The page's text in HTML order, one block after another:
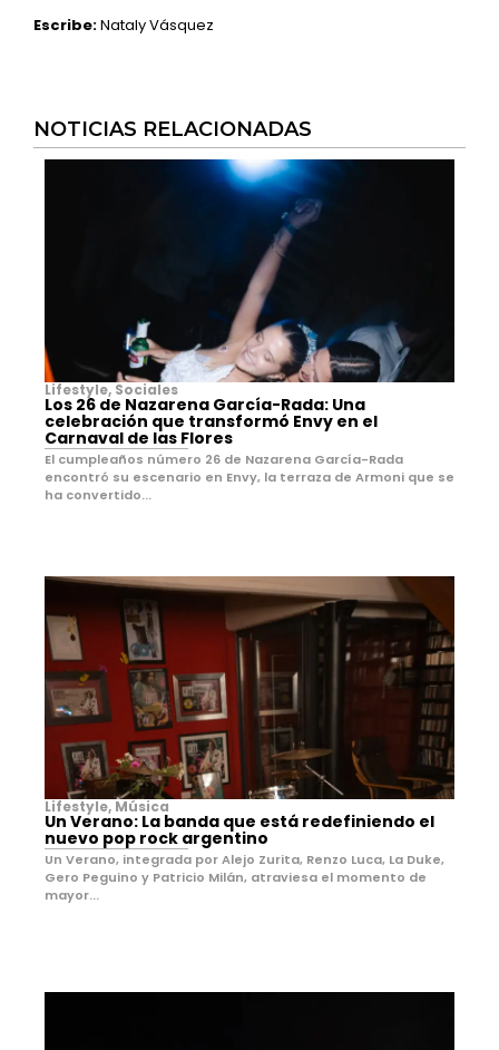
Escribe:Nataly Vásquez
NOTICIAS RELACIONADAS
Lifestyle, Sociales
Los 26 de Nazarena García-Rada: Una
celebración que transformó Envy en el
Carnaval de las Flores
El cumpleaños número 26 de Nazarena García-Rada
encontró su escenario en Envy, la terraza de Armoni que se
ha convertido...
Lifestyle, Música
Un Verano: La banda que está redefiniendo el
nuevo pop rock argentino
Un Verano, integrada por Alejo Zurita, Renzo Luca, La Duke,
Gero Peguino y Patricio Milán, atraviesa el momento de
mayor...